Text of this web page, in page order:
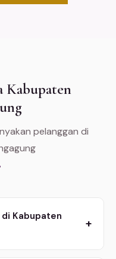
Kabupaten
pelanggan di
Kabupaten
+